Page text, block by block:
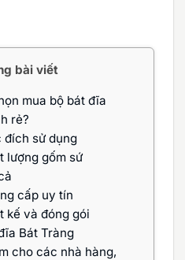
bài viết
mua bộ bát đĩa
rẻ?
đích sử dụng
lượng gốm sứ
cấp uy tín
kế và đóng gói
Bát Tràng
cho các nhà hàng,